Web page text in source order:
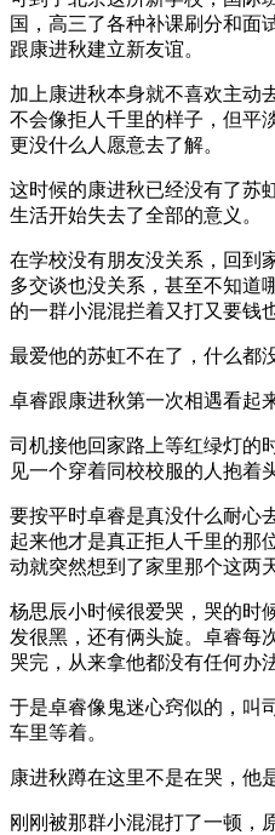
国，高三了各种补课刷分和面
跟康进秋建立新友谊。
加上康进秋本身就不喜欢主动
不会像拒人千里的样子，但平
更没什么人愿意去了解。
这时候的康进秋已经没有了苏
生活开始失去了全部的意义。
在学校没有朋友没关系，回到
多交谈也没关系，甚至不知道
的一群小混混拦着又打又要钱
最爱他的苏虹不在了，什么都
卓睿跟康进秋第一次相遇看起
司机接他回家路上等红绿灯的
见一个穿着同校校服的人抱着
要按平时卓睿是真没什么耐心
起来他才是真正拒人千里的那
动就突然想到了家里那个这两
杨思辰小时候很爱哭，哭的时
发很黑，还有俩头旋。卓睿每
哭完，从来拿他都没有任何办法
于是卓睿像鬼迷心窍似的，叫
车里等着。
康进秋蹲在这里不是在哭，他
刚刚被那群小混混打了一顿，